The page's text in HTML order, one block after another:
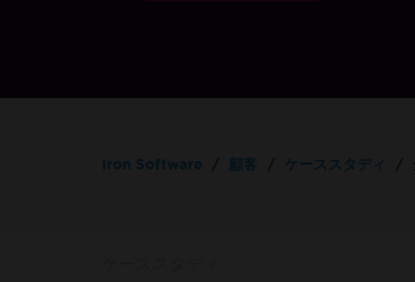
Iron Software 顧客 ケーススタディ